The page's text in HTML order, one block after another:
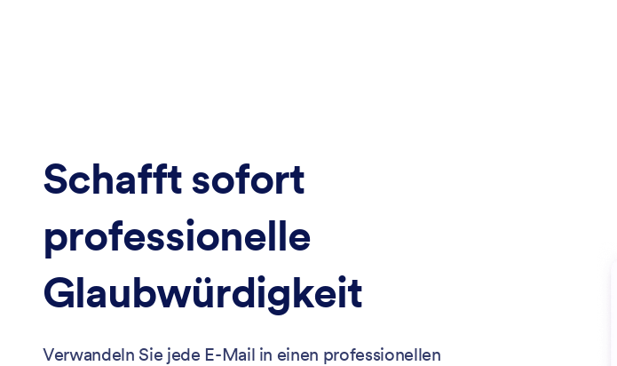
Schafft sofort
professionelle
Glaubwürdigkeit
Verwandeln Sie jede E-Mail in einen professionellen